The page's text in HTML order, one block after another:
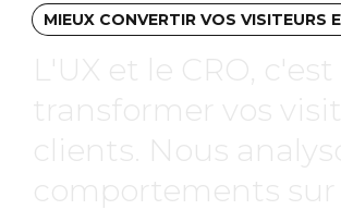
MIEUX CONVERTIR VOS VISITEURS
L'UX et le CRO,
transformer vos
clients. Nous
comportements sur